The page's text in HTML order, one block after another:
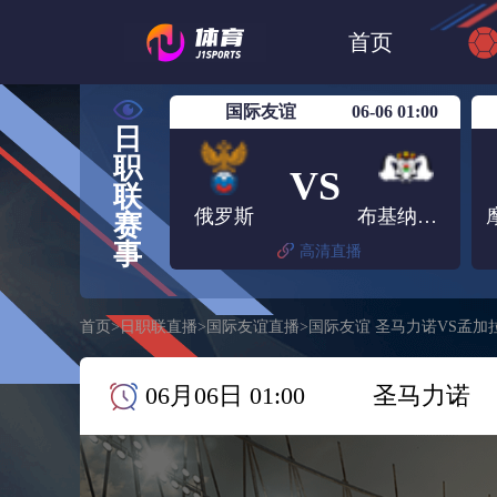
首页
日
日
职
联
赛
事
国际友谊 06-06 01:00
俄罗斯
VS
布基纳法索
高清直播
首页 >日职联直播> 国际友谊直播> 国际友谊 圣马力诺VS孟加
06月06日 01:00 圣马力诺